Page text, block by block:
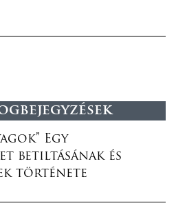
Egy
betiltásának és
története